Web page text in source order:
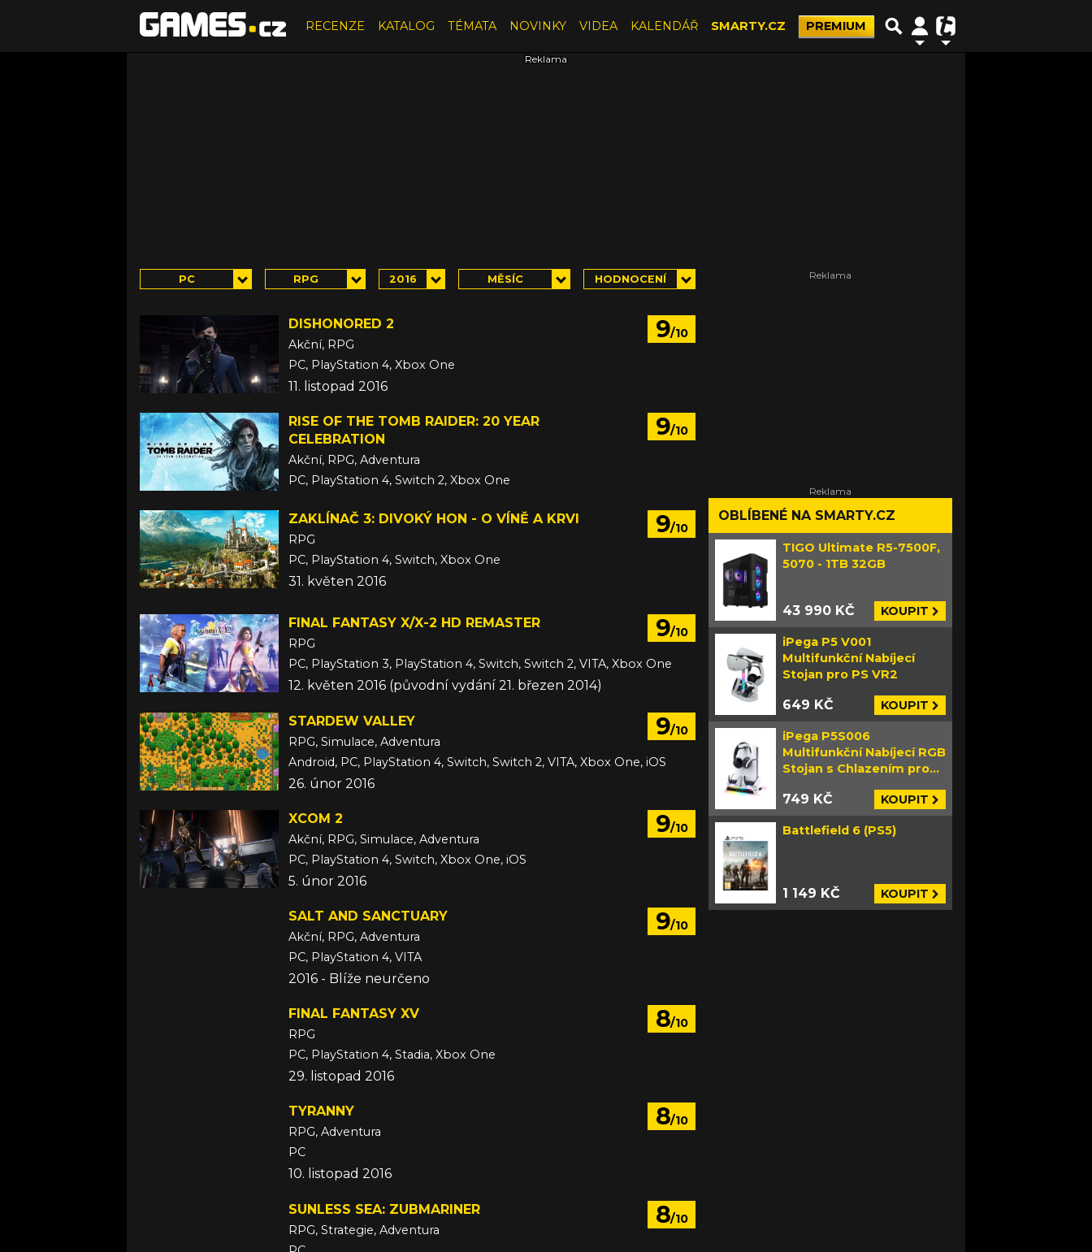
RECENZE KATALOG TÉMATA NOVINKY VIDEA KALENDÁŘ SMARTY.CZ PREMIUM
PC RPG 2016 MĚSÍC HODNOCENÍ
9/10
DISHONORED 2
Akční, RPG
PC, PlayStation 4, Xbox One
11. listopad 2016
9/10
RISE OF THE TOMB RAIDER: 20 YEAR
CELEBRATION
Akční, RPG, Adventura
PC, PlayStation 4, Switch 2, Xbox One
9/10
ZAKLÍNAČ 3: DIVOKÝ HON - O VÍNĚ A KRVI
RPG
PC, PlayStation 4, Switch, Xbox One
31. květen 2016
9/10
FINAL FANTASY X/X-2 HD REMASTER
RPG
PC, PlayStation 3, PlayStation 4, Switch, Switch 2, VITA, Xbox One
12. květen 2016 (původní vydání 21. březen 2014)
9/10
STARDEW VALLEY
RPG, Simulace, Adventura
Android, PC, PlayStation 4, Switch, Switch 2, VITA, Xbox One, iOS
26. únor 2016
9/10
XCOM 2
Akční, RPG, Simulace, Adventura
PC, PlayStation 4, Switch, Xbox One, iOS
5. únor 2016
9/10
SALT AND SANCTUARY
Akční, RPG, Adventura
PC, PlayStation 4, VITA
2016 - Blíže neurčeno
8/10
FINAL FANTASY XV
RPG
PC, PlayStation 4, Stadia, Xbox One
29. listopad 2016
8/10
TYRANNY
RPG, Adventura
PC
10. listopad 2016
8/10
SUNLESS SEA: ZUBMARINER
RPG, Strategie, Adventura
OBLÍBENÉ NA SMARTY.CZ
TIGO Ultimate R5-7500F,
5070 - 1TB 32GB
43 990 KČ KOUPIT
iPega P5 V001
Multifunkční Nabíjecí
Stojan pro PS VR2
649 KČ KOUPIT
iPega P5S006
Multifunkční Nabíjecí RGB
Stojan s Chlazením pro
749 KČ KOUPIT
Battlefield 6 (PS5)
1 149 KČ KOUPIT